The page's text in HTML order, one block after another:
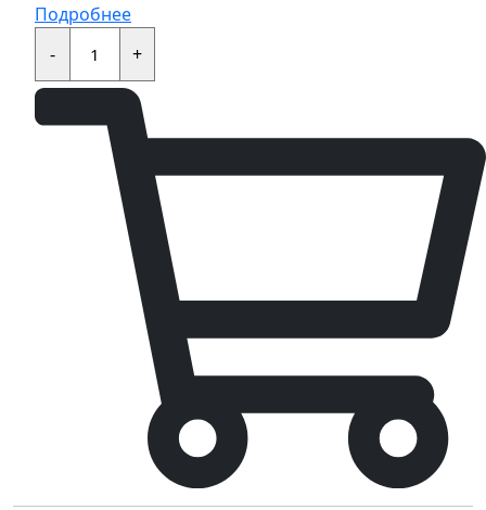
Подробнее
-
Сальник
22x29x4+